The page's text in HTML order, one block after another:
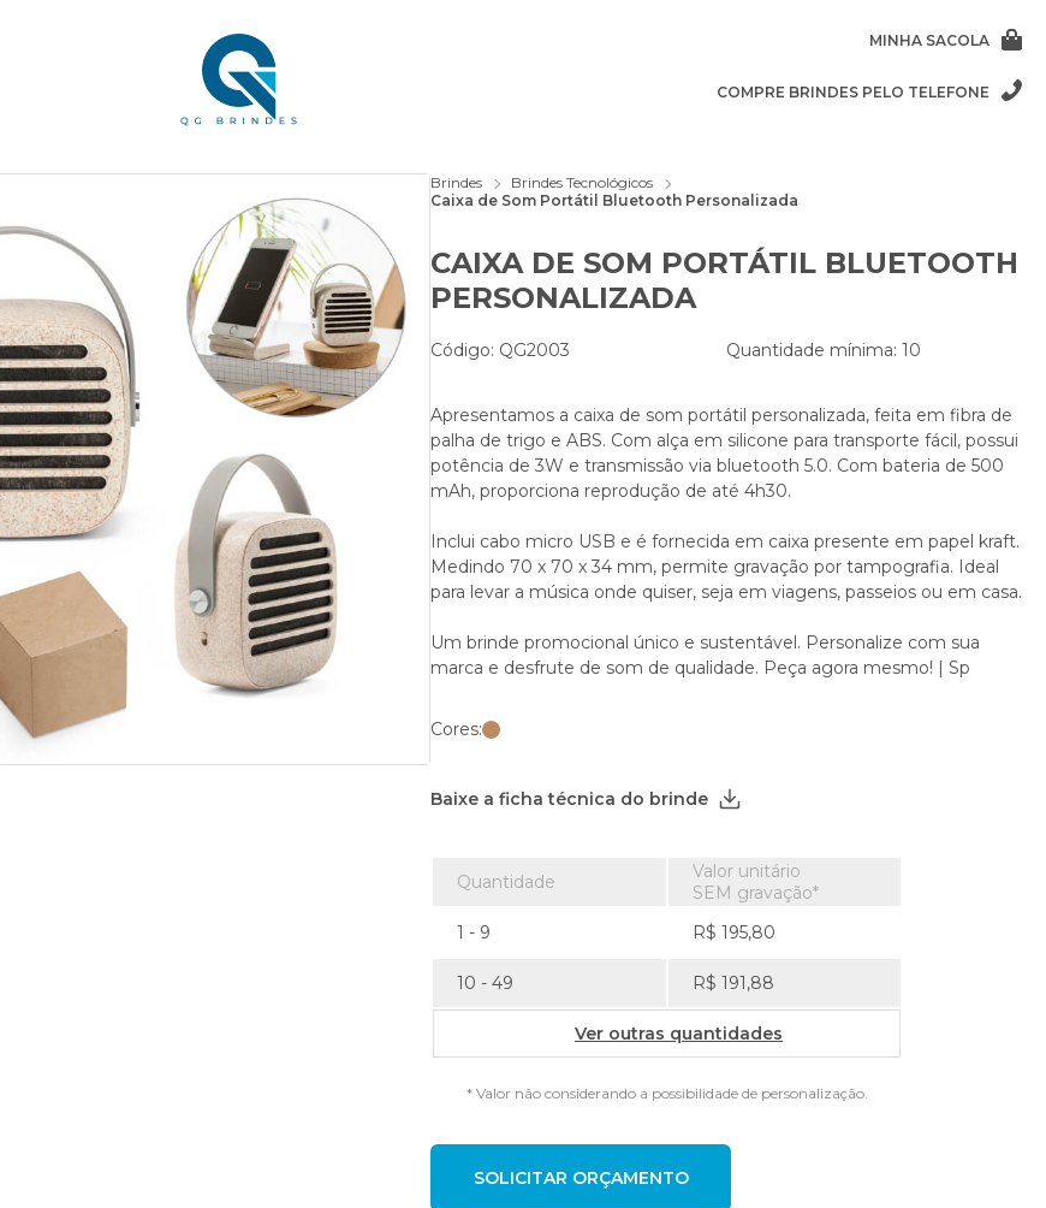
MINHA SACOLA
COMPRE BRINDES PELO TELEFONE
Brindes
Brindes Tecnológicos
Caixa de Som Portátil Bluetooth Personalizada
CAIXA DE SOM PORTÁTIL BLUETOOTH
PERSONALIZADA
Código: QG2003 Quantidade mínima: 10
Apresentamos a caixa de som portátil personalizada, feita em fibra de
palha de trigo e ABS. Com alça em silicone para transporte fácil, possui
potência de 3W e transmissão via bluetooth 5.0. Com bateria de 500
mAh, proporciona reprodução de até 4h30.
Inclui cabo micro USB e é fornecida em caixa presente em papel kraft.
Medindo 70 x 70 x 34 mm, permite gravação por tampografia. Ideal
para levar a música onde quiser, seja em viagens, passeios ou em casa.
Um brinde promocional único e sustentável. Personalize com sua
marca e desfrute de som de qualidade. Peça agora mesmo! | Sp
Cores:
Baixe a ficha técnica do brinde
Quantidade
Valor unitário
SEM gravação*
1 - 9
R$ 195,80
10 - 49 R$ 191,88
Ver outras quantidades
* Valor não considerando a possibilidade de personalização.